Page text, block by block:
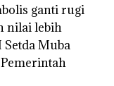
ganti rugi
nilai lebih
Muba